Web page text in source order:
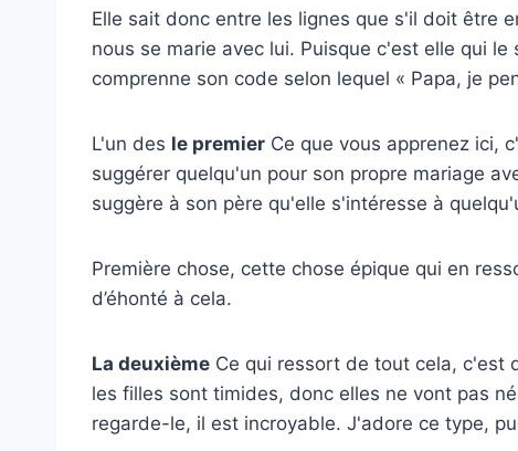
Elle sait donc entre les lignes que s'il doit être
nous se marie avec lui. Puisque c'est elle qui
comprenne son code selon lequel « Papa, je
L'un des le premier Ce que vous apprenez ici,
suggérer quelqu'un pour son propre mariage
suggère à son père qu'elle s'intéresse à
Première chose, cette chose épique qui en
d’éhonté à cela.
La deuxième Ce qui ressort de tout cela, c'est
les filles sont timides, donc elles ne vont pas
regarde-le, il est incroyable. J'adore ce type,